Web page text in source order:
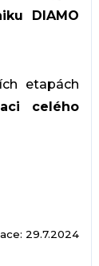
DIAMO
etapách
celého
29.7.2024